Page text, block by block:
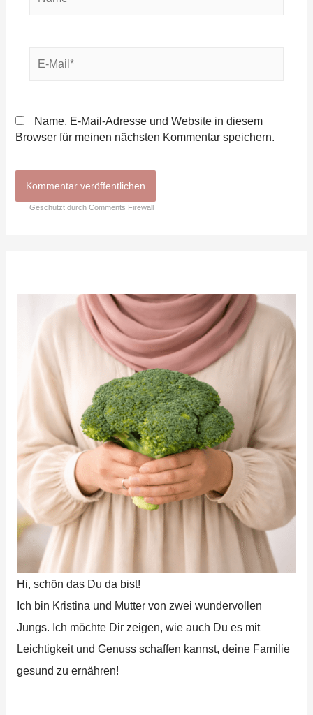
Mail*
Name, E-Mail-Adresse und Website in diesem
Browser für meinen nächsten Kommentar speichern.
Geschützt durch Comments Firewall
Hi, schön das Du da bist!
Ich bin Kristina und Mutter von zwei wundervollen
Jungs. Ich möchte Dir zeigen, wie auch Du es mit
Leichtigkeit und Genuss schaffen kannst, deine Familie
gesund zu ernähren!